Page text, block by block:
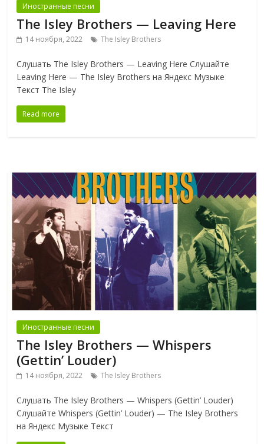
Иностранные песни
The Isley Brothers — Leaving Here
14 ноября, 2022 The Isley Brothers
Слушать The Isley Brothers — Leaving Here Слушайте
Leaving Here — The Isley Brothers на Яндекс Музыке
Текст The Isley
Read more
Иностранные песни
The Isley Brothers — Whispers
(Gettin’ Louder)
14 ноября, 2022 The Isley Brothers
Слушать The Isley Brothers — Whispers (Gettin’ Louder)
Слушайте Whispers (Gettin’ Louder) — The Isley Brothers
на Яндекс Музыке Текст